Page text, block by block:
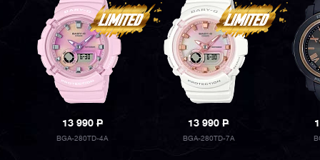
13 990P
BGA-280TD-4A
13 990P
BGA-280TD-7A